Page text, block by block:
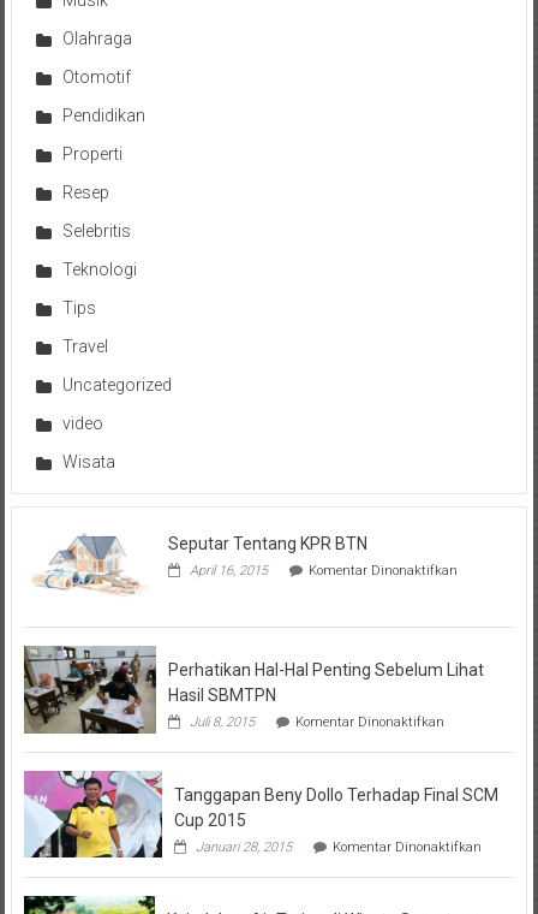
Olahraga
Otomotif
Pendidikan
Properti
Resep
Selebritis
Teknologi
Tips
Travel
Uncategorized
video
Wisata
Seputar Tentang KPR BTN
April 16, 2015 Komentar Dinonaktifkanpada
Perhatikan Hal-Hal Penting Sebelum Lihat
Hasil SBMTPN
Juli 8, 2015 Komentar Dinonaktifkanpada
Hal-
Penting
Hasil
Tanggapan Beny Dollo Terhadap Final SCM
Cup 2015
Januari 28, 2015 Komentar Dinonaktifkanpada
Beny